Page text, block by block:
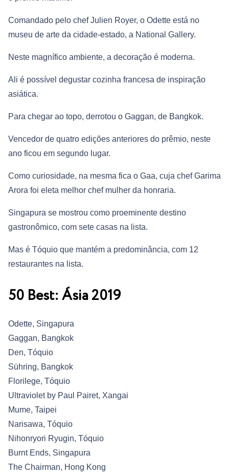
Comandado pelo chef Julien Royer, o Odette está no
museu de arte da cidade-estado, a National Gallery.
Neste magnífico ambiente, a decoração é moderna.
Ali é possível degustar cozinha francesa de inspiração
asiática.
Para chegar ao topo, derrotou o Gaggan, de Bangkok.
Vencedor de quatro edições anteriores do prêmio, neste
ano ficou em segundo lugar.
Como curiosidade, na mesma fica o Gaa, cuja chef Garima
Arora foi eleta melhor chef mulher da honraria.
Singapura se mostrou como proeminente destino
gastronômico, com sete casas na lista.
Mas é Tóquio que mantém a predominância, com 12
restaurantes na lista.
50 Best: Ásia 2019
Odette, Singapura
Gaggan, Bangkok
Den, Tóquio
Sühring, Bangkok
Florilege, Tóquio
Ultraviolet by Paul Pairet, Xangai
Mume, Taipei
Narisawa, Tóquio
Nihonryori Ryugin, Tóquio
Burnt Ends, Singapura
The Chairman, Hong Kong